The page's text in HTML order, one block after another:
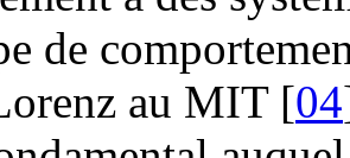
de
au MIT [04